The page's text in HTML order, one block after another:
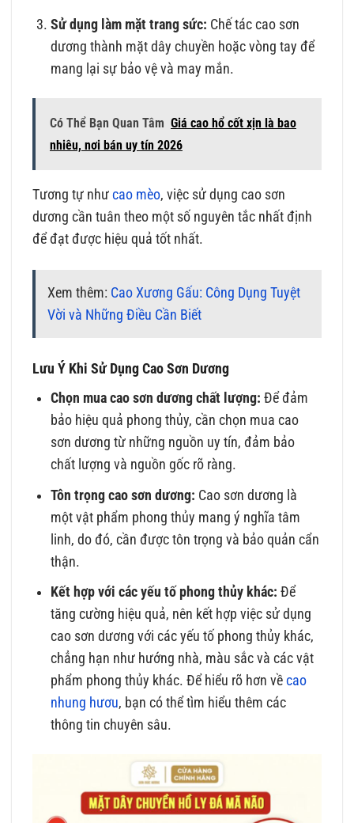
Sử dụng làm mặt trang sức: Chế tác cao sơn
dương thành mặt dây chuyền hoặc vòng tay để
mang lại sự bảo vệ và may mắn.
Có Thể Bạn Quan Tâm Giá cao hổ cốt xịn là bao
nhiêu, nơi bán uy tín 2026
Tương tự nhưcao mèo, việc sử dụng cao sơn
dương cần tuân theo một số nguyên tắc nhất định
để đạt được hiệu quả tốt nhất.
Xem thêm: Cao Xương Gấu: Công Dụng Tuyệt
Vời và Những Điều Cần Biết
Lưu Ý Khi Sử Dụng Cao Sơn Dương
Chọn mua cao sơn dương chất lượng: Để đảm
bảo hiệu quả phong thủy, cần chọn mua cao
sơn dương từ những nguồn uy tín, đảm bảo
chất lượng và nguồn gốc rõ ràng.
Tôn trọng cao sơn dương: Cao sơn dương là
một vật phẩm phong thủy mang ý nghĩa tâm
linh, do đó, cần được tôn trọng và bảo quản cẩn
thận.
Kết hợp với các yếu tố phong thủy khác: Để
tăng cường hiệu quả, nên kết hợp việc sử dụng
cao sơn dương với các yếu tố phong thủy khác,
chẳng hạn như hướng nhà, màu sắc và các vật
phẩm phong thủy khác. Để hiểu rõ hơn vềcao
nhung hươu, bạn có thể tìm hiểu thêm các
thông tin chuyên sâu.